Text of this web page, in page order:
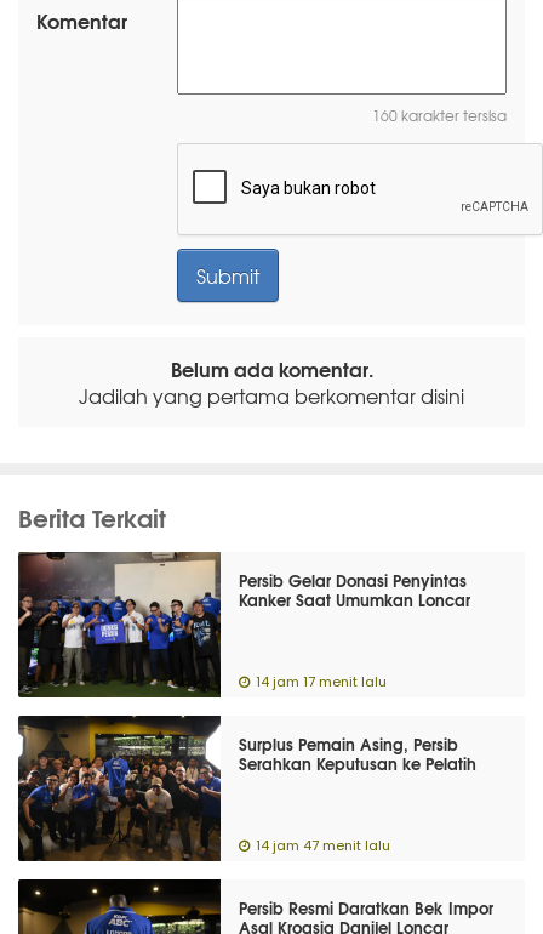
Komentar
160 karakter tersisa
Belum ada komentar.
Jadilah yang pertama berkomentar disini
Berita Terkait
Persib Gelar Donasi Penyintas
Kanker Saat Umumkan Loncar
14 jam 17 menit lalu
Surplus Pemain Asing, Persib
Serahkan Keputusan ke Pelatih
14 jam 47 menit lalu
Persib Resmi Daratkan Bek Impor
Asal Kroasia Danijel Loncar